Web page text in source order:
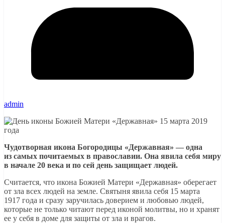
admin
Чудотворная икона Богородицы «Державная» — одна
из самых почитаемых в православии. Она явила себя миру
в начале 20 века и по сей день защищает людей.
Считается, что икона Божией Матери «Державная» оберегает
от зла всех людей на земле. Святыня явила себя 15 марта
1917 года и сразу заручилась доверием и любовью людей,
которые не только читают перед иконой молитвы, но и хранят
ее у себя в доме для защиты от зла и врагов.